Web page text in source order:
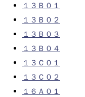
１３Ｂ０１
１３Ｂ０２
１３Ｂ０３
１３Ｂ０４
１３Ｃ０１
１３Ｃ０２
１６Ａ０１